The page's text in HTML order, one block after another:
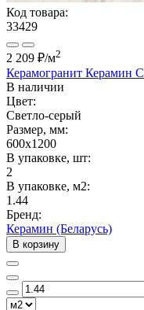
Код товара:
33429
2 209 ₽/м2
Керамогранит Керамин
В наличии
Цвет:
Светло-серый
Размер, мм:
600x1200
В упаковке, шт:
2
В упаковке, м2:
1.44
Бренд:
Керамин (Беларусь)
В корзину